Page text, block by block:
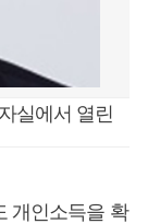
실에서 열린
개인소득을 확